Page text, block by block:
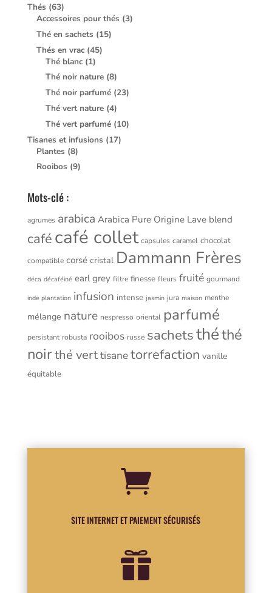
Thés (63)
Accessoires pour thés (3)
Thé en sachets (15)
Thés en vrac (45)
Thé blanc (1)
Thé noir nature (8)
Thé noir parfumé (23)
Thé vert nature (4)
Thé vert parfumé (10)
Tisanes et infusions (17)
Plantes (8)
Rooibos (9)
Mots-clé :
agrumes arabica Arabica Pure Origine Lave blend
café café collet capsules caramel chocolat
compatible corsé cristal Dammann Frères
déca décaféiné earl grey filtre finesse fleurs fruité gourmand
inde plantation infusion intense jasmin jura maison menthe
mélange nature nespresso oriental parfumé
persistant robusta rooibos russe sachetsthéthé
noirthé verttisanetorrefaction vanille
équitable

SITE INTERNET ET PAIEMENT SÉCURISÉS
